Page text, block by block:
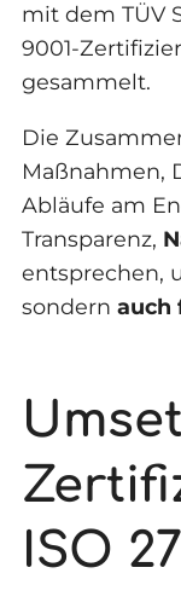
mit dem TÜV
9001-
gesammelt.
Die
Maßnahmen,
Abläufe am
Transparenz,
entsprechen,
sondern auch
ISO